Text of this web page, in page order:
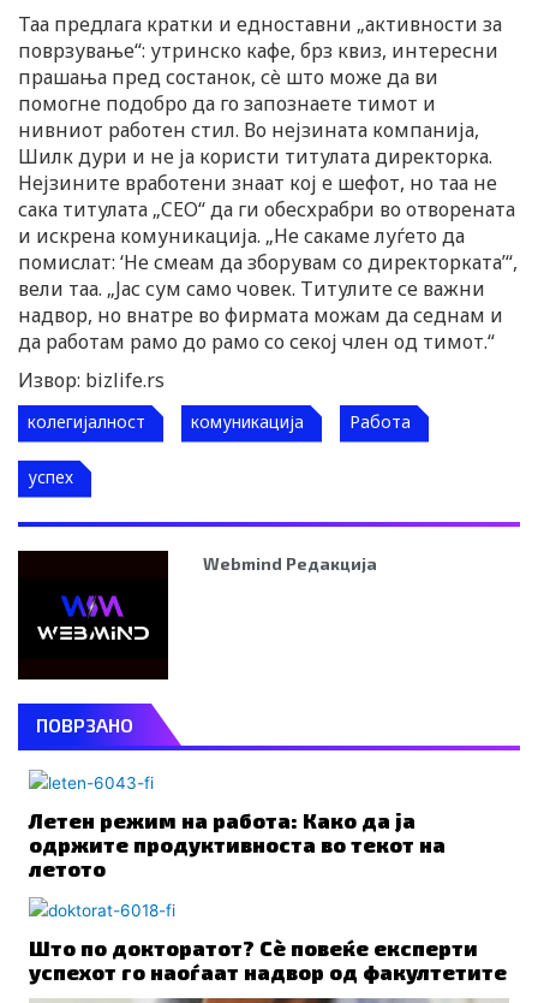
Таа предлага кратки и едноставни „активности за
поврзување“: утринско кафе, брз квиз, интересни
прашања пред состанок, сè што може да ви
помогне подобро да го запознаете тимот и
нивниот работен стил. Во нејзината компанија,
Шилк дури и не ја користи титулата директорка.
Нејзините вработени знаат кој е шефот, но таа не
сака титулата „CEO“ да ги обесхрабри во отворената
и искрена комуникација. „Не сакаме луѓето да
помислат: ‘Не смеам да зборувам со директорката’“,
вели таа. „Јас сум само човек. Титулите се важни
надвор, но внатре во фирмата можам да седнам и
да работам рамо до рамо со секој член од тимот.“
Извор: bizlife.rs
колегијалност комуникација Работа
успех
Webmind Редакција
ПОВРЗАНО
Летен режим на работа: Како да ја
одржите продуктивноста во текот на
летото
Што по докторатот? Сè повеќе експерти
успехот го наоѓаат надвор од факултетите